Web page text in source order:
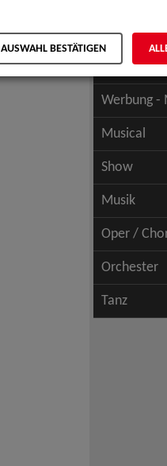
Schauspiel
Werbung -
Werbung -
Musical
Show
Musik
Oper /
Orchester
Tanz
AUSWAHL BESTÄTIGEN